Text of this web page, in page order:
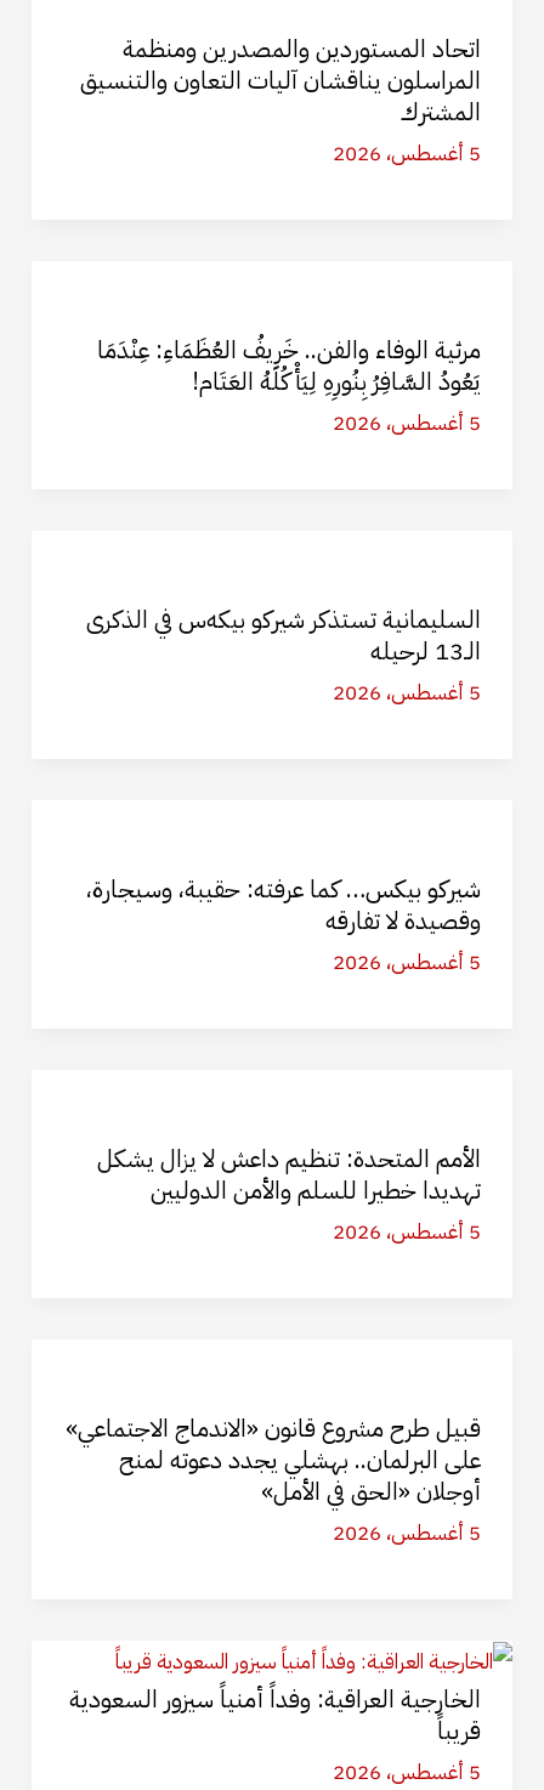
اتحاد المستوردين والمصدرين ومنظمة
المراسلون يناقشان آليات التعاون والتنسيق
المشترك
5 أغسطس، 2026
​مرثية الوفاء والفن.. خَرِيفُ العُظَمَاءِ: عِنْدَمَا
يَعُودُ السَّافِرُ بِنُورِهِ لِيَأْكُلَهُ العَتَام!
5 أغسطس، 2026
السليمانية تستذكر شيركو بيكه‌س في الذكرى
الـ13 لرحيله
5 أغسطس، 2026
شيركو بيكس… كما عرفته: حقيبة، وسيجارة،
وقصيدة لا تفارقه
5 أغسطس، 2026
الأمم المتحدة: تنظيم داعش لا يزال يشكل
تهديدا خطيرا للسلم والأمن الدوليين
5 أغسطس، 2026
قبيل طرح مشروع قانون «الاندماج الاجتماعي»
على البرلمان.. بهشلي يجدد دعوته لمنح
أوجلان «الحق في الأمل»
5 أغسطس، 2026
الخارجية العراقية: وفداً أمنياً سيزور السعودية
قريباً
5 أغسطس، 2026